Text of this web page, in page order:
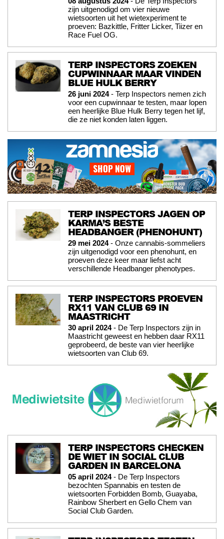
zijn uitgenodigd om vier nieuwe
wietsoorten uit het wietexperiment te
proeven: Bazkittle, Fritter Licker, Tiizer en
Race Fuel OG.
TERP INSPECTORS ZOEKEN
CUPWINNAAR MAAR VINDEN
BLUE HULK BERRY
26 juni 2024- Terp Inspectors nemen zich
voor een cupwinnaar te testen, maar lopen
een heerlijke Blue Hulk Berry tegen het lijf,
die ze niet konden laten liggen.
TERP INSPECTORS JAGEN OP
KARMA’S BESTE
HEADBANGER (PHENOHUNT)
29 mei 2024- Onze cannabis-sommeliers
zijn uitgenodigd voor een phenohunt, en
proeven deze keer maar liefst acht
verschillende Headbanger phenotypes.
TERP INSPECTORS PROEVEN
RX11 VAN CLUB 69 IN
MAASTRICHT
30 april 2024- De Terp Inspectors zijn in
Maastricht geweest en hebben daar RX11
geprobeerd, de beste van vier heerlijke
wietsoorten van Club 69.
TERP INSPECTORS CHECKEN
DE WIET IN SOCIAL CLUB
GARDEN IN BARCELONA
05 april 2024- De Terp Inspectors
bezochten Spannabis en testen de
wietsoorten Forbidden Bomb, Guayaba,
Rainbow Sherbert en Gello Chem van
Social Club Garden.